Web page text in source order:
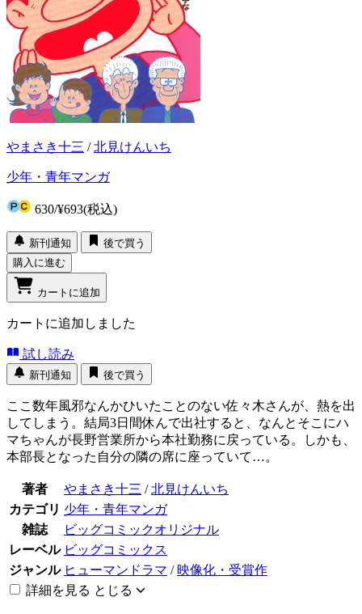
やまさき十三 /北見けんいち
少年・青年マンガ
630/¥693(税込)
新刊通知
後で買う
購入に進む
カートに追加
カートに追加しました
試し読み
新刊通知 後で買う
ここ数年風邪なんかひいたことのない佐々木さんが、熱を出
してしまう。結局3日間休んで出社すると、なんとそこにハ
マちゃんが長野営業所から本社勤務に戻っている。しかも、
本部長となった自分の隣の席に座っていて…。
著者 やまさき十三 /北見けんいち
カテゴリ 少年・青年マンガ
雑誌
ビッグコミックオリジナル
レーベル ビッグコミックス
ジャンル ヒューマンドラマ / 映像化・受賞作
詳細を見る とじる